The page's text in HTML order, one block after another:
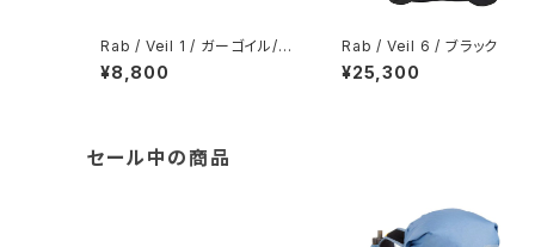
Rab / Veil 1 / ガーゴイル/グ
ラフェン
¥8,800
Rab / Veil 6 / ブラック
¥25,300
セール中の商品